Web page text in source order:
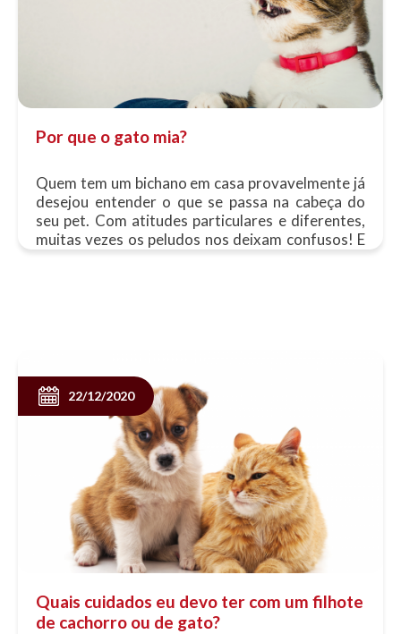
Por que o gato mia?
Quem tem um bichano em casa provavelmente já
desejou entender o que se passa na cabeça do
seu pet. Com atitudes particulares e diferentes,
muitas vezes os peludos nos deixam confusos! E
Quais cuidados eu devo ter com um filhote
de cachorro ou de gato?
22/12/2020